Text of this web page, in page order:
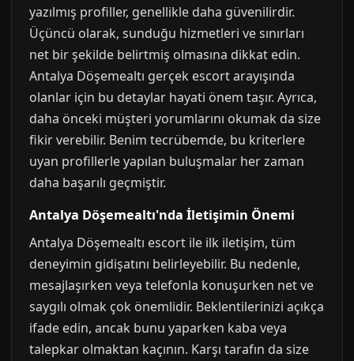
yazılmış profiller, genellikle daha güvenilirdir.
Üçüncü olarak, sunduğu hizmetleri ve sınırları
net bir şekilde belirtmiş olmasına dikkat edin.
Antalya Döşemealtı gerçek escort arayışında
olanlar için bu detaylar hayati önem taşır. Ayrıca,
daha önceki müşteri yorumlarını okumak da size
fikir verebilir. Benim tecrübemde, bu kriterlere
uyan profillerle yapılan buluşmalar her zaman
daha başarılı geçmiştir.
Antalya Döşemealtı'nda İletişimin Önemi
Antalya Döşemealtı escort ile ilk iletişim, tüm
deneyimin gidişatını belirleyebilir. Bu nedenle,
mesajlaşırken veya telefonla konuşurken net ve
saygılı olmak çok önemlidir. Beklentilerinizi açıkça
ifade edin, ancak bunu yaparken kaba veya
talepkar olmaktan kaçının. Karşı tarafın da size